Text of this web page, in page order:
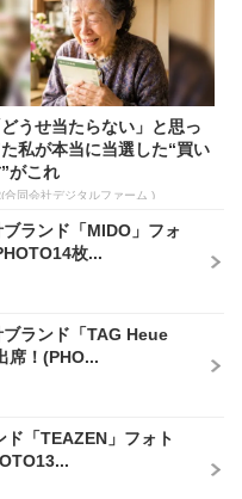
どうせ当たらない」と思っ
私が本当に当選した“買い
がこれ
合同会社デジタルファーム )
ランド「MIDO」フォ
枚...
ランド「TAG Heue
席！(PHO...
「TEAZEN」フォト